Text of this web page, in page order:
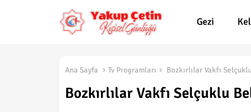
Gezi
Ana Sayfa Tv Programları Bozkırlılar Vakfı
Bozkırlılar Vakfı Selçuklu